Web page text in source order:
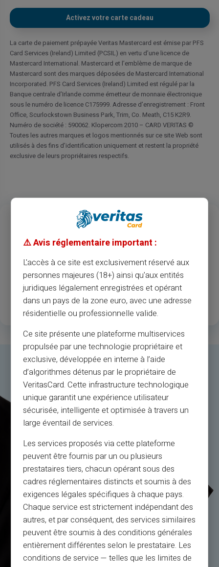
La carte de paiement prépayée Veritas Mastercard est émise par PFS
Card Services (Ireland) Limited (PCSIL) en vertu d’une licence de
Mastercard International. Mastercard et l’emblème de marque de
Mastercard sont des marques déposées de Mastercard International
Incorporated. PFS Card Services (Ireland) Limited est régulé par la
Banque centrale d’Irlande comme émetteur de monnaie électronique
sous le numéro de licence C175999. Adresse d’enregistrement : Front
Office, Scurlockstown Business Park, Trim, Co. Meath, C15 K2R9.
Numéro de société : 590062. Klopercom 2010 – CARD VERITAS ©
Toutes les autres marques et logos mentionnés sur ce site Web sont
utilisés à des fins d’identification uniquement et restent la propriété
exclusive de leurs propriétaires respectifs.
comercianților și
bancomatelor
1.3M
Clienți înregistrați fericiți
35
Țări disponibile
⚠️ Avis réglementaire important :
L'accès à ce site est exclusivement réservé aux
personnes majeures (18+) ainsi qu'aux entités
juridiques légalement enregistrées et opérant
dans un pays de la zone euro, avec une adresse
résidentielle ou professionnelle valide.
Ce site présente une plateforme multiservices
propulsée par une technologie propriétaire et
exclusive, développée en interne à l’aide
d’algorithmes détenus par le propriétaire de
VeritasCard. Cette infrastructure technologique
unique garantit une expérience utilisateur
sécurisée, intelligente et optimisée à travers un
large éventail de services.
Les services proposés via cette plateforme
peuvent être fournis par un ou plusieurs
prestataires tiers, chacun opérant sous des
cadres réglementaires distincts et soumis à des
exigences légales spécifiques à chaque pays.
Chaque service est strictement indépendant des
autres, et par conséquent, des services similaires
peuvent être soumis à des conditions générales
entièrement différentes selon le prestataire. Les
conditions de service — telles que les limites de